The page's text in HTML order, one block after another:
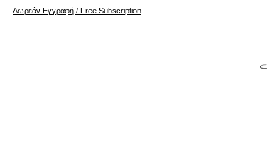
Δωρεάν Εγγραφή / Free Subscription